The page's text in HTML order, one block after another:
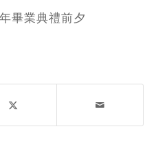
畢業典禮前夕